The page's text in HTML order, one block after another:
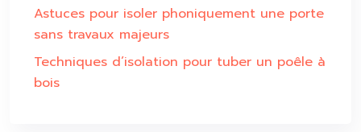
Astuces pour isoler phoniquement une porte
sans travaux majeurs
Techniques d’isolation pour tuber un poêle à
bois